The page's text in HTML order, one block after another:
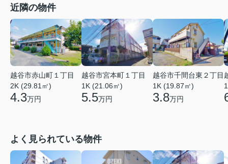
近隣の物件
越谷市赤山町１丁目
2K (29.81㎡)
4.3万円
越谷市宮本町１丁目
1K (21.06㎡)
5.5万円
越谷市千間台東２丁目
1K (19.87㎡)
3.8万円
よく見られている物件